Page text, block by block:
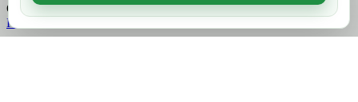
Chargement...
Retour en haut